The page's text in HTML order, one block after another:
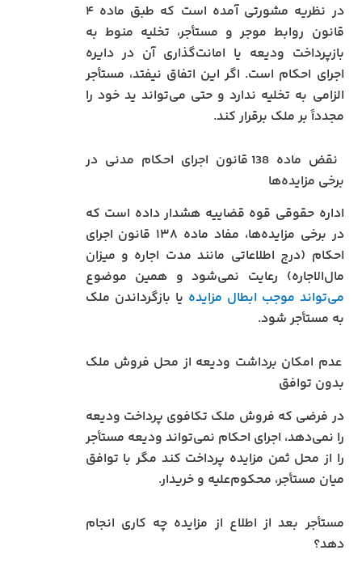
در نظریه مشورتی آمده است که طبق ماده ۴
قانون روابط موجر و مستأجر، تخلیه منوط به
بازپرداخت ودیعه یا امانت‌گذاری آن در دایره
اجرای احکام است. اگر این اتفاق نیفتد، مستأجر
الزامی به تخلیه ندارد و حتی می‌تواند ید خود را
مجدداً بر ملک برقرار کند.
نقض ماده 138 قانون اجرای احکام مدنی در
برخی مزایده‌ها
اداره حقوقی قوه قضاییه هشدار داده است که
در برخی مزایده‌ها، مفاد ماده ۱۳۸ قانون اجرای
احکام (درج اطلاعاتی مانند مدت اجاره و میزان
مال‌الاجاره) رعایت نمی‌شود و همین موضوع
می‌تواند موجب ابطال مزایده یا بازگرداندن ملک
به مستأجر شود.
عدم امکان برداشت ودیعه از محل فروش ملک
بدون توافق
در فرضی که فروش ملک تکافوی پرداخت ودیعه
را نمی‌دهد، اجرای احکام نمی‌تواند ودیعه مستأجر
را از محل ثمن مزایده پرداخت کند مگر با توافق
میان مستأجر، محکوم‌علیه و خریدار.
مستأجر بعد از اطلاع از مزایده چه کاری انجام
دهد؟